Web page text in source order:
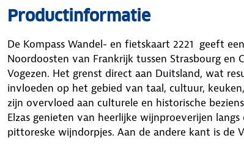
Productinformatie
De Kompass Wandel- en fietskaart 2221 geeft
Noordoosten van Frankrijk tussen Strasbourg en
Vogezen. Het grenst direct aan Duitsland, wat
invloeden op het gebied van taal, cultuur,
zijn overvloed aan culturele en historische
Elzas genieten van heerlijke wijnproeverijen
pittoreske wijndorpjes. Aan de andere kant is de